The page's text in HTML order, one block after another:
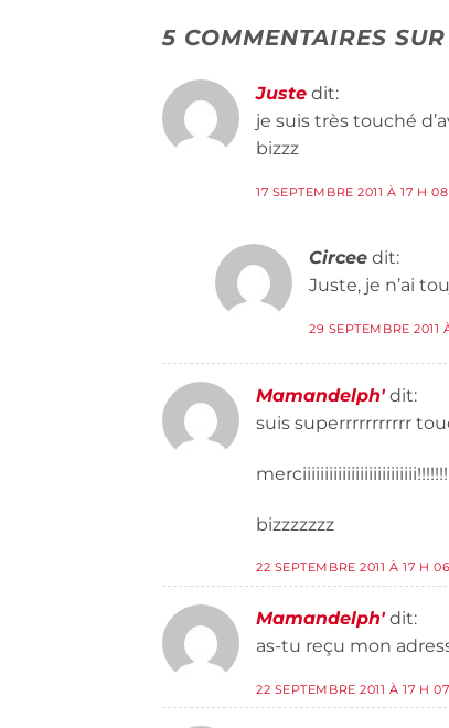
5 COMMENTAIRES
Juste dit:
je suis très touché
bizzz
17 SEPTEMBRE 2011 À 17 H
Circee dit:
Juste, je n’ai
29 SEPTEMBRE 2011
Mamandelph' dit:
suis superrrrrrrrrrr
bizzzzzzz
22 SEPTEMBRE 2011 À 17 H
Mamandelph' dit:
as-tu reçu mon
22 SEPTEMBRE 2011 À 17 H